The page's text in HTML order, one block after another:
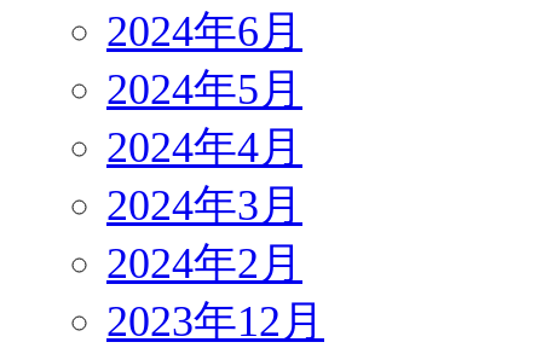
2024年6月
2024年5月
2024年4月
2024年3月
2024年2月
2023年12月